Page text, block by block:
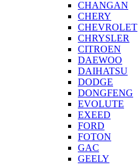
CHANGAN
CHERY
CHEVROLET
CHRYSLER
CITROEN
DAEWOO
DAIHATSU
DODGE
DONGFENG
EVOLUTE
EXEED
FORD
FOTON
GAC
GEELY